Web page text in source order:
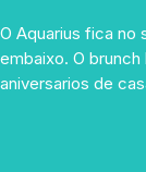
O Aquarius fica no
embaixo. O
aniversarios de